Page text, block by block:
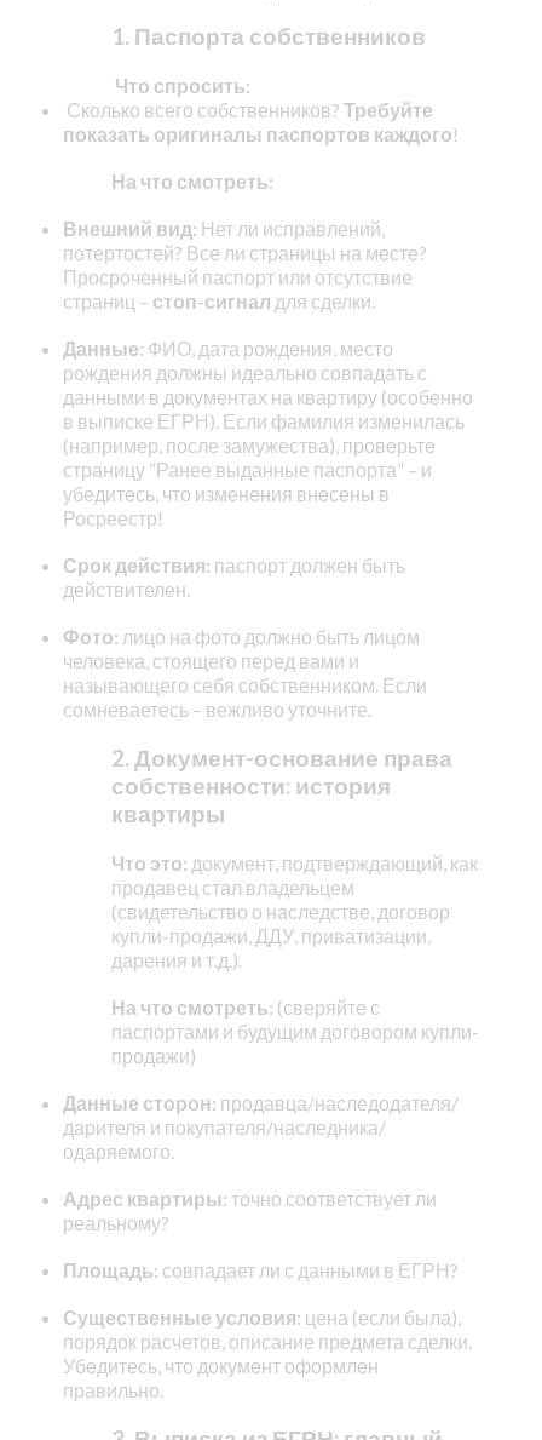
1. Паспорта собственников
Что спросить:
Сколько всего собственников? Требуйте
показать оригиналы паспортов каждого!
На что смотреть:
Внешний вид: Нет ли исправлений,
потертостей? Все ли страницы на месте?
Просроченный паспорт или отсутствие
страниц – стоп-сигнал для сделки.
Данные: ФИО, дата рождения, место
рождения должны идеально совпадать с
данными в документах на квартиру (особенно
в выписке ЕГРН). Если фамилия изменилась
(например, после замужества), проверьте
страницу “Ранее выданные паспорта” – и
убедитесь, что изменения внесены в
Росреестр!
Срок действия: паспорт должен быть
действителен.
Фото: лицо на фото должно быть лицом
человека, стоящего перед вами и
называющего себя собственником. Если
сомневаетесь – вежливо уточните.
2. Документ-основание права
собственности: история
квартиры
Что это: документ, подтверждающий, как
продавец стал владельцем
(свидетельство о наследстве, договор
купли-продажи, ДДУ, приватизации,
дарения и т.д.).
На что смотреть: (сверяйте с
паспортами и будущим договором купли-
продажи)
Данные сторон: продавца/наследодателя/
дарителя и покупателя/наследника/
одаряемого.
Адрес квартиры: точно соответствует ли
реальному?
Площадь: совпадает ли с данными в ЕГРН?
Существенные условия: цена (если была),
порядок расчетов, описание предмета сделки.
Убедитесь, что документ оформлен
правильно.